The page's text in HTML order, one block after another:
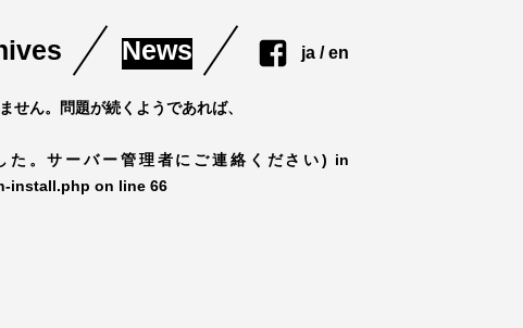
News facebook
ん。問題が続くようであれば、
た。サーバー管理者にご連絡ください) in
install.php on line 66
ja en